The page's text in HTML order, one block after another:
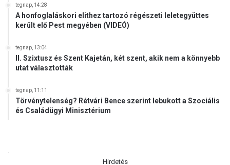
tegnap, 14:28
A honfoglaláskori elithez tartozó régészeti leletegyüttes
került elő Pest megyében (VIDEÓ)
tegnap, 13:04
II. Szixtusz és Szent Kajetán, két szent, akik nem a könnyebb
utat választották
tegnap, 11:11
Törvénytelenség? Rétvári Bence szerint lebukott a Szociális
és Családügyi Minisztérium
.
Hirdetés